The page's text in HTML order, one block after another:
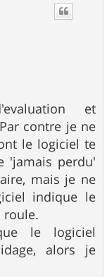
et
contre je ne
le logiciel te
'jamais perdu'
mais je ne
indique le
roule.
le logiciel
alors je